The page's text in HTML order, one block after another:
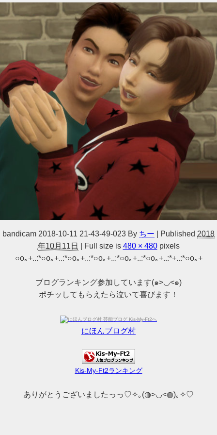
bandicam 2018-10-11 21-43-49-023 By ちー Published 2018
年10月11日
Full size is 480 × 480pixels
○o｡+..:*○o｡+..:*○o｡+..:*○o｡+..:*○o｡+..:*○o｡+..:*+..:*○o｡+
ブログランキング参加しています(๑>◡<๑)
ポチッしてもらえたら泣いて喜びます！
にほんブログ村
Kis-My-Ft2ランキング
ありがとうございましたっっ♡✧｡(◍>◡<◍)｡✧♡